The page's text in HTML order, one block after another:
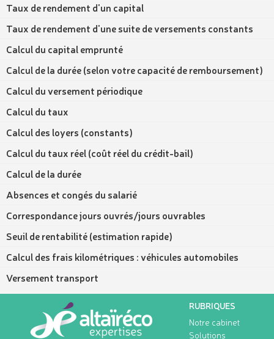
Taux de rendement d'un capital
Taux de rendement d'une suite de versements constants
Calcul du capital emprunté
Calcul de la durée (selon votre capacité de remboursement)
Calcul du versement périodique
Calcul du taux
Calcul des loyers (constants)
Calcul du taux réel (coût réel du crédit-bail)
Calcul de la durée
Absences et congés du salarié
Correspondance jours ouvrés/jours ouvrables
Seuil de rentabilité (estimation rapide)
Calcul des frais kilométriques : véhicules automobiles
Versement transport
RUBRIQUES
Notre cabinet
Solutions